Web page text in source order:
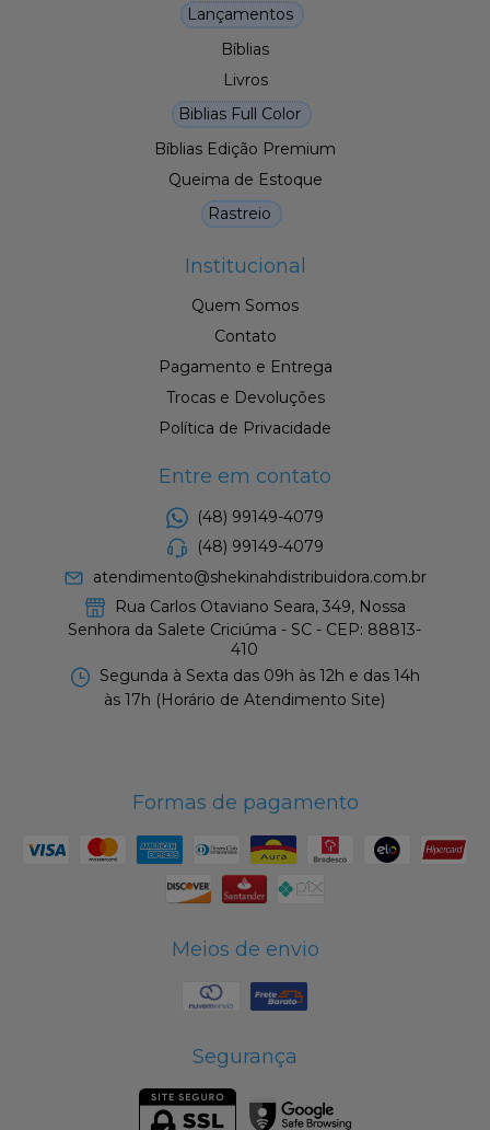
Lançamentos
Bíblias
Livros
Biblias Full Color
Bíblias Edição Premium
Queima de Estoque
Rastreio
Institucional
Quem Somos
Contato
Pagamento e Entrega
Trocas e Devoluções
Política de Privacidade
Entre em contato
(48) 99149-4079
(48) 99149-4079
atendimento@shekinahdistribuidora.com.br
Rua Carlos Otaviano Seara, 349, Nossa
Senhora da Salete Criciúma - SC - CEP: 88813-
410
Segunda à Sexta das 09h às 12h e das 14h
às 17h (Horário de Atendimento Site)
Formas de pagamento
Meios de envio
Segurança